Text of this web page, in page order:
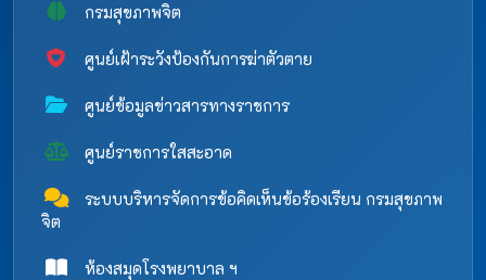
กรมสุขภาพจิต
ศูนย์เฝ้าระวังป้องกันการฆ่าตัวตาย
ศูนย์ข้อมูลข่าวสารทางราชการ
ศูนย์ราชการใสสะอาด
ระบบบริหารจัดการข้อคิดเห็นข้อร้องเรียน กรมสุขภาพ
จิต
ห้องสมุดโรงพยาบาล ฯ